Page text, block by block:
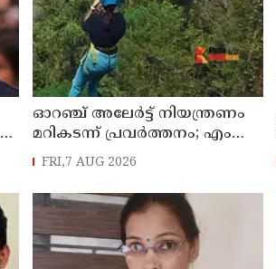
ഓറഞ്ച് അലേര്‍ട്ട് നിയന്ത്രണം
മറികടന്ന് പ്രവര്‍ത്തനം; എം
എം മണിയുടെ സഹോദരന്‍
അധികൃതര്‍
FRI,7 AUG 2026